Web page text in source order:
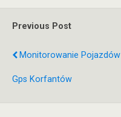
Previous Post
Monitorowanie Pojazdów
Gps Korfantów